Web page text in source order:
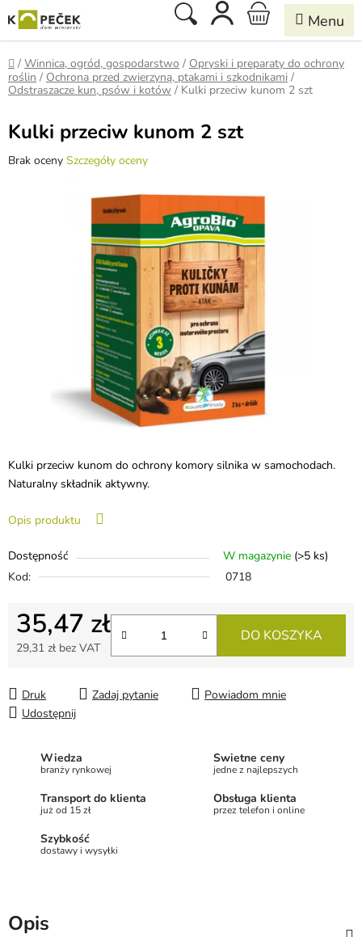
do
treści
Szukaj KOSZYK
Home
/ Winnica, ogród, gospodarstwo / Opryski i preparaty do ochrony
roślin / Ochrona przed zwierzyną, ptakami i szkodnikami /
Odstraszacze kun, psów i kotów / Kulki przeciw kunom 2 szt
Kulki przeciw kunom do ochrony komory silnika w samochodach.
Naturalny składnik aktywny.
Opis produktu
Dostępność W magazynie (>5 ks)
Kod:
0718
35,47 zł
29,31 zł bez VAT
DO KOSZYKA
Druk Zadaj pytanie
Powiadom mnie
Udostępnij
Kulki przeciw kunom 2 szt
Średnia
Brak oceny Szczegóły oceny
Wiedza
branży rynkowej
Świetne ceny
jedne z najlepszych
Transport do klienta
już od 15 zł
Obsługa klienta
przez telefon i online
Szybkość
dostawy i wysyłki
Opis